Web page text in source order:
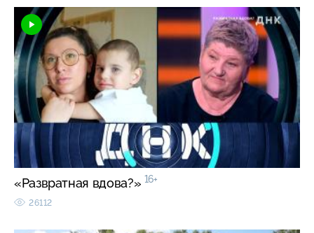
«Развратная вдова?» 16+
26112